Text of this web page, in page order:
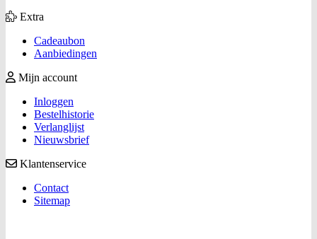
Extra
Cadeaubon
Aanbiedingen
Mijn account
Inloggen
Bestelhistorie
Verlanglijst
Nieuwsbrief
Klantenservice
Contact
Sitemap